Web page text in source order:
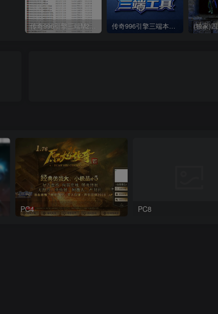
传奇996引擎三端M2各期引擎包合集(持续更新) 传奇996引擎三端本地数据库
PC4 PC8